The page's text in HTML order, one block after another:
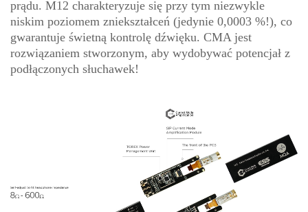
prądu. M12 charakteryzuje się przy tym niezwykle
niskim poziomem zniekształceń (jedynie 0,0003 %!), co
gwarantuje świetną kontrolę dźwięku. CMA jest
rozwiązaniem stworzonym, aby wydobywać potencjał z
podłączonych słuchawek!